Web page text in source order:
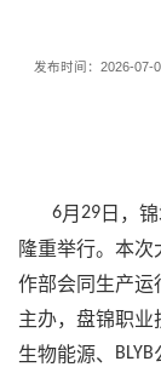
发布时间：2026-07-
6月 29 日，
隆重举行。本
作部会同生产运
主办，盘锦职业
生物能源、
BLYB